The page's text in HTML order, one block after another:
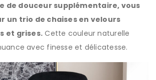
de douceur supplémentaire, vous
un trio de chaises en velours
et grises. Cette couleur naturelle
avec finesse et délicatesse.